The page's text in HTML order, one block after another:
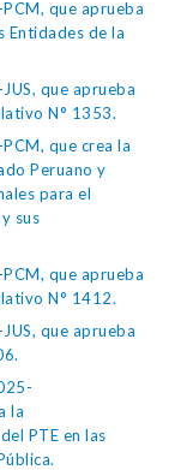
que aprueba
Entidades de la
que aprueba
N° 1353.
que crea la
Peruano y
para el
sus
que aprueba
N° 1412.
que aprueba
la
PTE en las